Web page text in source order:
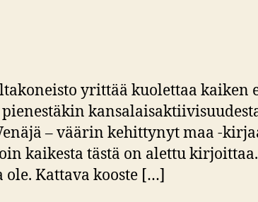
yrittää kuolettaa kaiken
– väärin kehittynyt maa -
kaikesta tästä on alettu
Kattava kooste […]